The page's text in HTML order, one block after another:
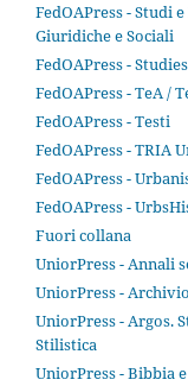
FedOAPress - Studi
Giuridiche e Sociali
FedOAPress -
FedOAPress - TeA /
FedOAPress - Testi
FedOAPress - TRIA
FedOAPress -
FedOAPress -
Fuori collana
UniorPress - Annali
UniorPress -
UniorPress - Argos.
Stilistica
UniorPress - Bibbia